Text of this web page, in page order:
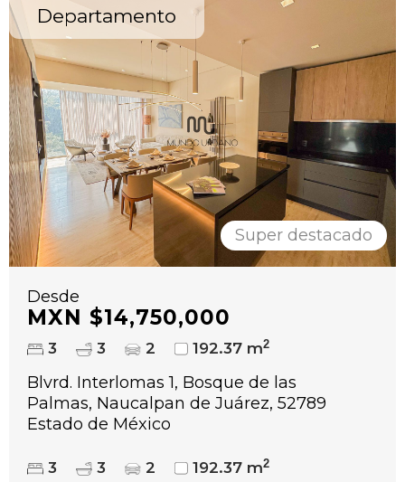
Departamento
Super destacado
Desde
MXN $14,750,000
3 3 2 192.37 m2
Blvrd. Interlomas 1, Bosque de las
Palmas, Naucalpan de Juárez, 52789
Estado de México
3 3 2 192.37 m2